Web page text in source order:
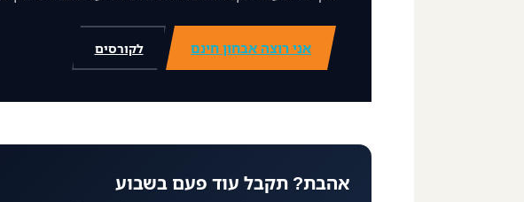
אני רוצה אבחון חינם לקורסים
אהבת? תקבל עוד פעם בשבוע